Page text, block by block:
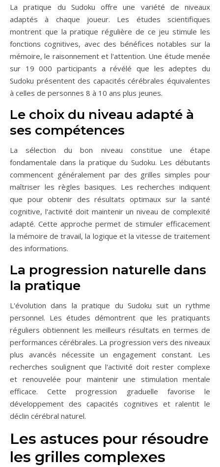
La pratique du Sudoku offre une variété de niveaux
adaptés à chaque joueur. Les études scientifiques
montrent que la pratique régulière de ce jeu stimule les
fonctions cognitives, avec des bénéfices notables sur la
mémoire, le raisonnement et l'attention. Une étude menée
sur 19 000 participants a révélé que les adeptes du
Sudoku présentent des capacités cérébrales équivalentes
à celles de personnes 8 à 10 ans plus jeunes.
Le choix du niveau adapté à
ses compétences
La sélection du bon niveau constitue une étape
fondamentale dans la pratique du Sudoku. Les débutants
commencent généralement par des grilles simples pour
maîtriser les règles basiques. Les recherches indiquent
que pour obtenir des résultats optimaux sur la santé
cognitive, l'activité doit maintenir un niveau de complexité
adapté. Cette approche permet de stimuler efficacement
la mémoire de travail, la logique et la vitesse de traitement
des informations.
La progression naturelle dans
la pratique
L'évolution dans la pratique du Sudoku suit un rythme
personnel. Les études démontrent que les pratiquants
réguliers obtiennent les meilleurs résultats en termes de
performances cérébrales. La progression vers des niveaux
plus avancés nécessite un engagement constant. Les
recherches soulignent que l'activité doit rester complexe
et renouvelée pour maintenir une stimulation mentale
efficace. Cette progression graduelle favorise le
développement des capacités cognitives et ralentit le
déclin cérébral naturel.
Les astuces pour résoudre
les grilles complexes